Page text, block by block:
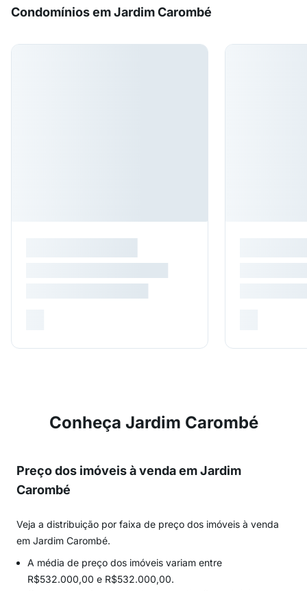
Condomínios em Jardim Carombé
Conheça Jardim Carombé
Preço dos imóveis à venda em Jardim
Carombé
Veja a distribuição por faixa de preço dos imóveis à venda
em Jardim Carombé.
A média de preço dos imóveis variam entre
R$532.000,00 e R$532.000,00.